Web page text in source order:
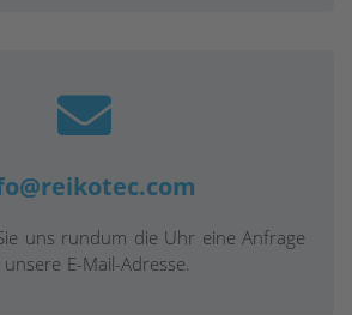
uns rundum die Uhr eine Anfrage
E-Mail-Adresse.